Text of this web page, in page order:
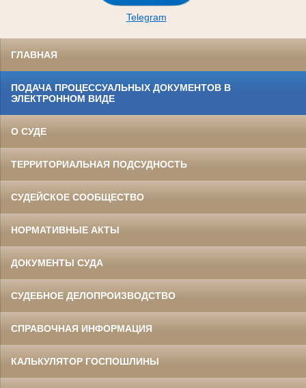
Telegram
ГЛАВНАЯ
ПОДАЧА ПРОЦЕССУАЛЬНЫХ ДОКУМЕНТОВ В
ЭЛЕКТРОННОМ ВИДЕ
О СУДЕ
ТЕРРИТОРИАЛЬНАЯ ПОДСУДНОСТЬ
СУДЕЙСКОЕ СООБЩЕСТВО
НОРМАТИВНЫЕ АКТЫ
ДОКУМЕНТЫ СУДА
СУДЕБНОЕ ДЕЛОПРОИЗВОДСТВО
СПРАВОЧНАЯ ИНФОРМАЦИЯ
КАЛЬКУЛЯТОР ГОСПОШЛИНЫ